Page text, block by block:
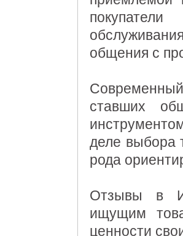
общения с
ставших
деле выбора
рода
Отзывы в
ищущим
ценности